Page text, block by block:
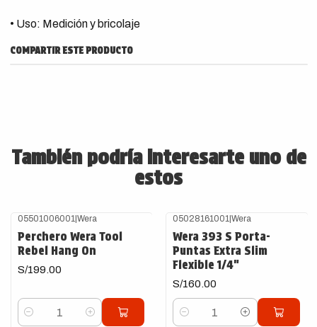
• Uso: Medición y bricolaje
COMPARTIR ESTE PRODUCTO
También podría interesarte uno de
estos
05501006001 |Wera
Perchero Wera Tool
Rebel Hang On
S/199.00
Cantidad
05028161001 |Wera
Wera 393 S Porta-
Puntas Extra Slim
Flexible 1/4"
S/160.00
Cantidad